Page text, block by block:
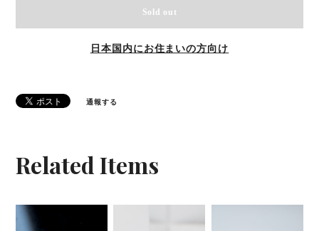
Sold out
日本国内にお住まいの方向け
通報する
Related Items